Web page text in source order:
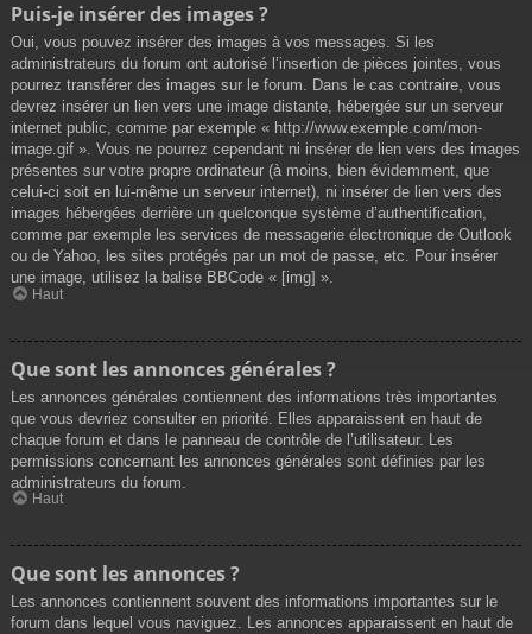
Puis-je insérer des images ?
Oui, vous pouvez insérer des images à vos messages. Si les
administrateurs du forum ont autorisé l’insertion de pièces jointes, vous
pourrez transférer des images sur le forum. Dans le cas contraire, vous
devrez insérer un lien vers une image distante, hébergée sur un serveur
internet public, comme par exemple « http://www.exemple.com/mon-
image.gif ». Vous ne pourrez cependant ni insérer de lien vers des images
présentes sur votre propre ordinateur (à moins, bien évidemment, que
celui-ci soit en lui-même un serveur internet), ni insérer de lien vers des
images hébergées derrière un quelconque système d’authentification,
comme par exemple les services de messagerie électronique de Outlook
ou de Yahoo, les sites protégés par un mot de passe, etc. Pour insérer
une image, utilisez la balise BBCode « [img] ».
Haut
Que sont les annonces générales ?
Les annonces générales contiennent des informations très importantes
que vous devriez consulter en priorité. Elles apparaissent en haut de
chaque forum et dans le panneau de contrôle de l’utilisateur. Les
permissions concernant les annonces générales sont définies par les
administrateurs du forum.
Haut
Que sont les annonces ?
Les annonces contiennent souvent des informations importantes sur le
forum dans lequel vous naviguez. Les annonces apparaissent en haut de